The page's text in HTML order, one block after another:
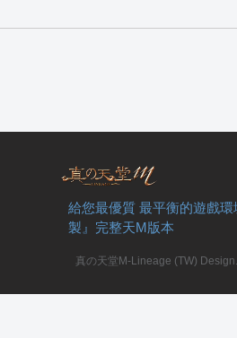
給您最優質 最平衡的遊戲
製』完整天M版本
真の天堂M-Lineage (TW)